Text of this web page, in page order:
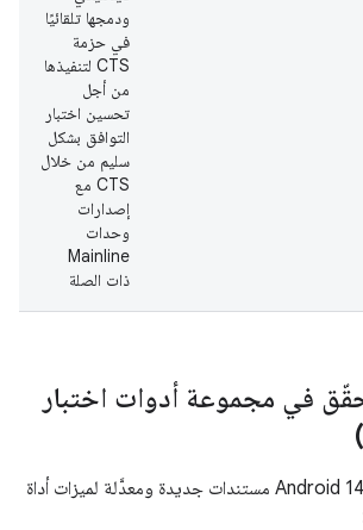
ودمجها تلقائيًا
في حزمة
CTS لتنفيذها
من أجل
تحسين اختبار
التوافق بشكل
سليم من خلال
CTS مع
إصدارات
وحدات
Mainline
ذات الصلة
في مجموعة أدوات اختبار
يتضمّن نظام التشغيل Android 14 مستندات جديدة ومعدَّلة لميزات أداة